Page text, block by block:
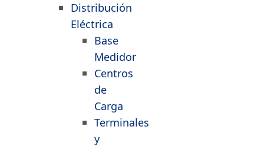
Distribución
Eléctrica
Base
Medidor
Centros
de
Carga
Terminales
y